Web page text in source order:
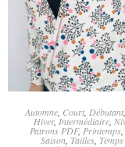
AJOUTER AU
Automne, Court, Débutant,
Hiver,Intermédiaire,
Patrons PDF, Printemps,
Saison Tailles